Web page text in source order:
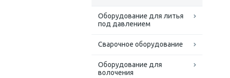
Оборудование для литья
под давлением
Сварочное оборудование
Оборудование для
волочения